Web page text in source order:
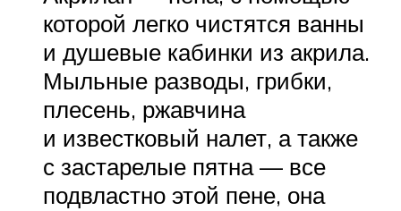
которой легко чистятся ванны
и душевые кабинки из акрила.
Мыльные разводы, грибки,
плесень, ржавчина
и известковый налет, а также
с застарелые пятна — все
подвластно этой пене, она